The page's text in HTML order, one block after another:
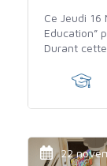
Ce Jeudi 16
Education”
Durant
22